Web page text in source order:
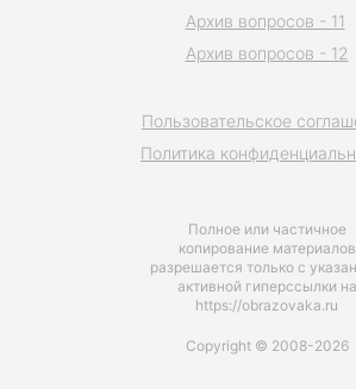
Полное или частичное
копирование материалов
разрешается только с
активной гиперссылки на
https://obrazovaka.ru
Пользовательское
Политика
Архив вопросов - 11
Архив вопросов - 12
Copyright © 2008-2026